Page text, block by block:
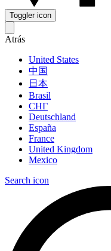
Toggler icon
Atrás
United States
中国
日本
Brasil
СНГ
Deutschland
España
France
United Kingdom
Mexico
Search icon